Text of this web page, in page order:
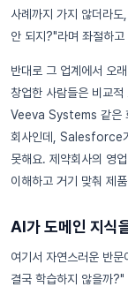
사례까지 가지 않더라
안 되지?"라며 좌절하
반대로 그 업계에서 오
창업한 사람들은 비교
Veeva Systems 같은
회사인데, Salesforce
못해요. 제약회사의 영
이해하고 거기 맞춰 제
AI가 도메인 지식
여기서 자연스러운 반
결국 학습하지 않을까